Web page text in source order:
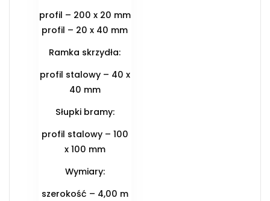
profil – 200 x 20 mm
profil – 20 x 40 mm
Ramka skrzydła:
profil stalowy – 40 x
40 mm
Słupki bramy:
profil stalowy – 100
x 100 mm
Wymiary:
szerokość – 4,00 m